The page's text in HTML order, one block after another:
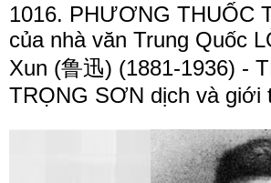
1016. PHƯƠNG THUỐC
của nhà văn Trung Quốc
Xun (鲁迅) (1881-1936) -
TRỌNG SƠN dịch và giới